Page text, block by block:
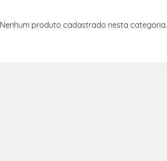
Nenhum produto cadastrado nesta categoria.